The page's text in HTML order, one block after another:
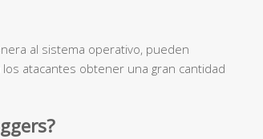
al sistema operativo, pueden
atacantes obtener una gran cantidad